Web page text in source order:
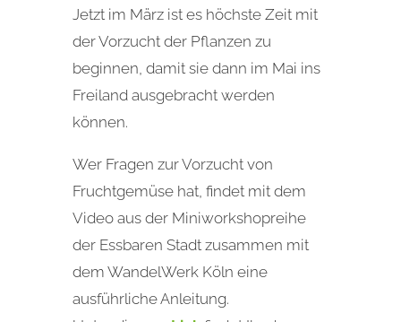
Jetzt im März ist es höchste Zeit mit
der Vorzucht der Pflanzen zu
beginnen, damit sie dann im Mai ins
Freiland ausgebracht werden
können.
Wer Fragen zur Vorzucht von
Fruchtgemüse hat, findet mit dem
Video aus der Miniworkshopreihe
der Essbaren Stadt zusammen mit
dem WandelWerk Köln eine
ausführliche Anleitung.